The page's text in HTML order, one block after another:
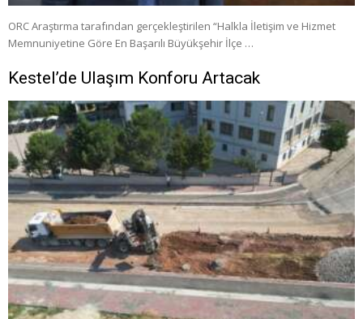
ORC Araştırma tarafından gerçekleştirilen “Halkla İletişim ve Hizmet
Memnuniyetine Göre En Başarılı Büyükşehir İlçe …
Kestel’de Ulaşım Konforu Artacak